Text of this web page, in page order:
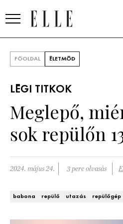
SZÉPSÉG
PSZICHÉ
ÉLETMÓD
FŐOLDAL ÉLETMÓD
LÉGI TITKOK
Meglepő,
sok repülőn
2024. május 24. 3 perc olvasás
babona repülő utazás repülőgép